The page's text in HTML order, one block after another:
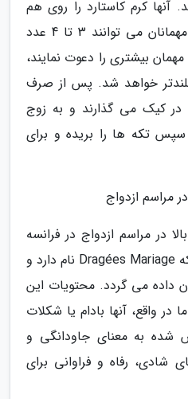
آنها کرم کاستارد را روی هم
قرار می دهند و هر یک از مهمانان می توانند 3 تا 4 عدد
بیشتری را دعوت نمایند،
بلندتر خواهد شد. پس از صرف
کیک می گذارند و به زوج
تکه ها را بریده و برای
مراسم ازدواج
در مراسم ازدواج در فرانسه
برای هر نفر آماده می گردد که Dragées Mariage نام دارد و
داده می گردد. محتویات این
واقع، آنها بادام یا شکلات
شده به معنای جاودانگی و
شادی، رفاه و فراوانی برای